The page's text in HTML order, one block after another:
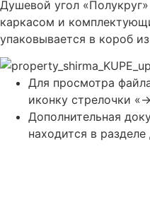
Душевой угол
каркасом и
упаковывается в короб
Для просмотра
иконку стрелочки «-
Дополнительная
находится в